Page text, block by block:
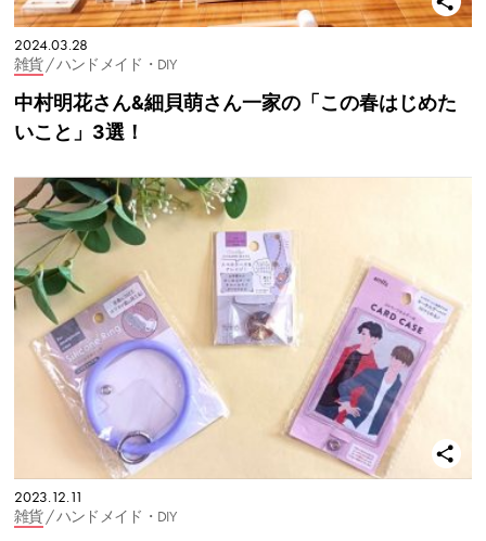
2024.03.28
雑貨/ ハンドメイド・DIY
中村明花さん&細貝萌さん一家の「この春はじめた
いこと」3選！
2023.12.11
雑貨/ ハンドメイド・DIY